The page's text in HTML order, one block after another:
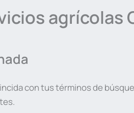
agrícolas
con tus términos de